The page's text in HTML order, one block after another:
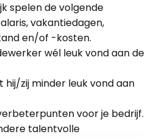
spelen de volgende
vakantiedagen,
en/of -kosten.
wél leuk vond aan de
hij/zij minder leuk vond aan
voor je bedrijf.
talentvolle